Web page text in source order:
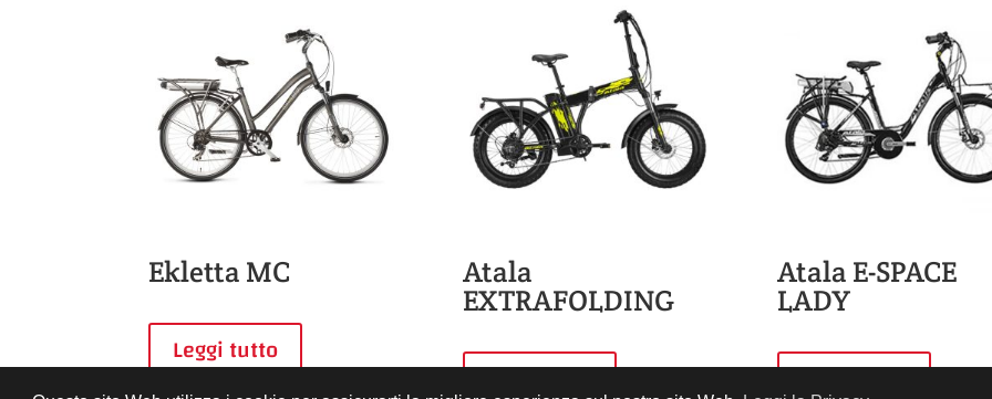
Ekletta MC
Leggi tutto
Atala
EXTRAFOLDING
Leggi tutto
Atala E-SPACE
LADY
Leggi tutto